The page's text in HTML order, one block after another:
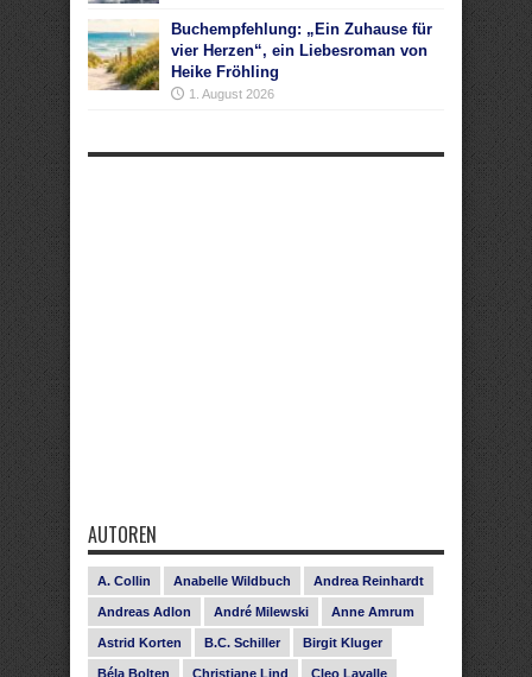
Buchempfehlung: „Ein Zuhause für
vier Herzen“, ein Liebesroman von
Heike Fröhling
1. August 2026
AUTOREN
A. Collin Anabelle Wildbuch Andrea Reinhardt
Andreas Adlon André Milewski Anne Amrum
Astrid Korten B.C. Schiller Birgit Kluger
Béla Bolten Christiane Lind Cleo Lavalle